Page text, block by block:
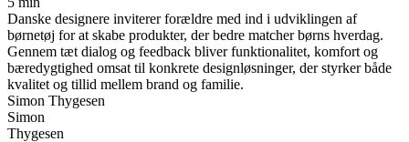
Danske designere inviterer forældre med ind i udviklingen af
børnetøj for at skabe produkter, der bedre matcher børns hverdag.
Gennem tæt dialog og feedback bliver funktionalitet, komfort og
bæredygtighed omsat til konkrete designløsninger, der styrker både
kvalitet og tillid mellem brand og familie.
Simon Thygesen
Simon
Thygesen